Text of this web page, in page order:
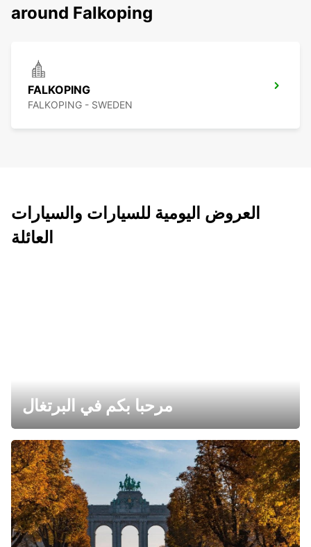
around Falkoping
FALKOPING
FALKOPING - SWEDEN
العروض اليومية للسيارات والسيارات
العائلة
مرحبا بكم في البرتغال